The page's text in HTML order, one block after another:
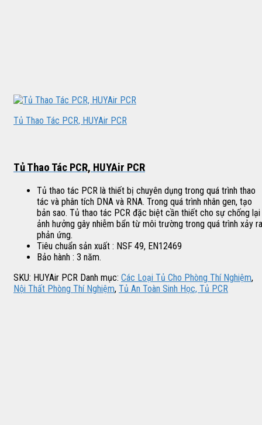
Tủ Thao Tác PCR, HUYAir PCR
Tủ Thao Tác PCR, HUYAir PCR
Tủ thao tác PCR là thiết bị chuyên dụng trong quá trình thao
tác và phân tích DNA và RNA. Trong quá trình nhân gen, tạo
bản sao. Tủ thao tác PCR đặc biệt cần thiết cho sự chống lại
ảnh hưởng gây nhiễm bẩn từ môi trường trong quá trình xảy ra
phản ứng.
Tiêu chuẩn sản xuất : NSF 49, EN12469
Bảo hành : 3 năm.
SKU: HUYAir PCR Danh mục: Các Loại Tủ Cho Phòng Thí Nghiệm,
Nội Thất Phòng Thí Nghiệm, Tủ An Toàn Sinh Học, Tủ PCR